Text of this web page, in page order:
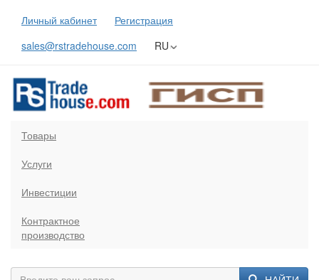
Личный кабинет
Регистрация
sales@rstradehouse.com
RU
Товары
Услуги
Инвестиции
Контрактное
производство